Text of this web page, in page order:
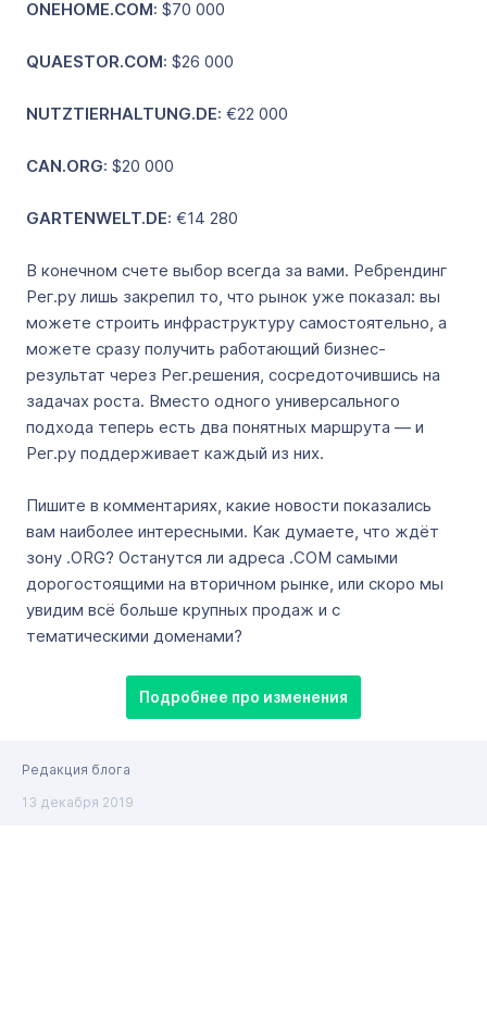
ONEHOME.COM: $70 000
QUAESTOR.COM: $26 000
NUTZTIERHALTUNG.DE: €22 000
CAN.ORG: $20 000
GARTENWELT.DE: €14 280
В конечном счете выбор всегда за вами. Ребрендинг
Рег.ру лишь закрепил то, что рынок уже показал: вы
можете строить инфраструктуру самостоятельно, а
можете сразу получить работающий бизнес-
результат через Рег.решения, сосредоточившись на
задачах роста. Вместо одного универсального
подхода теперь есть два понятных маршрута — и
Рег.ру поддерживает каждый из них.
Пишите в комментариях, какие новости показались
вам наиболее интересными. Как думаете, что ждёт
зону .ORG? Останутся ли адреса .COM самыми
дорогостоящими на вторичном рынке, или скоро мы
увидим всё больше крупных продаж и с
тематическими доменами?
Подробнее про изменения
Редакция блога
13 декабря 2019